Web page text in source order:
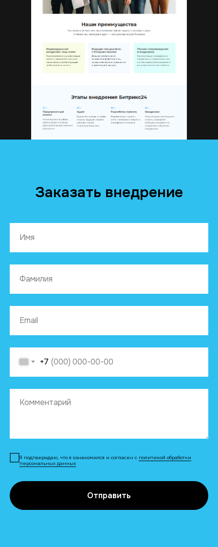
Заказать внедрение
+7
Я подтверждаю, что я ознакомился и согласен с политикой обработки
персональных данных
Отправить